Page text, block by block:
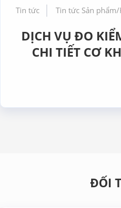
Tin tức
Tin tức Sản
DỊCH VỤ ĐO
CHI TIẾT CƠ
ĐỐI